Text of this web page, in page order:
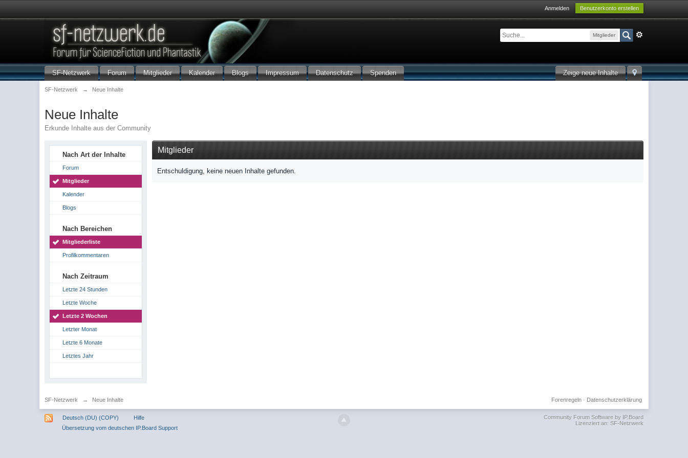
Anmelden Benutzerkonto erstellen
Mitglieder
Zeige neue Inhalte
SF-Netzwerk Forum Mitglieder Kalender Blogs Impressum Datenschutz Spenden
SF-Netzwerk → Neue Inhalte
Neue Inhalte
Erkunde Inhalte aus der Community
Nach Art der Inhalte
Forum
Mitglieder
Kalender
Blogs
Nach Bereichen
Mitgliederliste
Profilkommentaren
Nach Zeitraum
Letzte 24 Stunden
Letzte Woche
Letzte 2 Wochen
Letzter Monat
Letzte 6 Monate
Letztes Jahr
Mitglieder
Entschuldigung, keine neuen Inhalte gefunden.
SF-Netzwerk → Neue Inhalte Datenschutzerklärung
Forenregeln·
Deutsch (DU) (COPY)
Hilfe
Übersetzung vom deutschen IP.Board Support
Community Forum Software by IP.Board
Lizenziert an: SF-Netzwerk